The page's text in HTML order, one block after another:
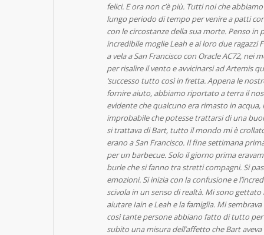
felici. E ora non c’è più. Tutti noi che
lungo periodo di tempo per venire a patti
con le circostanze della sua morte. Penso in
incredibile moglie Leah e ai loro due ragazzi
a vela a San Francisco con Oracle AC72, nei
per risalire il vento e avvicinarsi ad Artemis
‘successo tutto così in fretta. Appena le
fornire aiuto, abbiamo riportato a terra il
evidente che qualcuno era rimasto in
improbabile che potesse trattarsi di una
si trattava di Bart, tutto il mondo mi è
erano a San Francisco. Il fine settimana
per un barbecue. Solo il giorno prima
burle che si fanno tra stretti compagni. Si
emozioni. Si inizia con la confusione e
scivola in un senso di realtà. Mi sono
aiutare Iain e Leah e la famiglia. Mi
così tante persone abbiano fatto di tutto
subito una misura dell’affetto che Bart